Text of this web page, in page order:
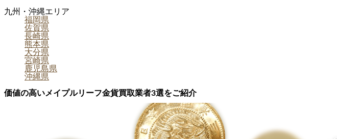
九州・沖縄エリア
福岡県
佐賀県
長崎県
熊本県
大分県
宮崎県
鹿児島県
沖縄県
価値の高いメイプルリーフ金貨買取業者3選をご紹介